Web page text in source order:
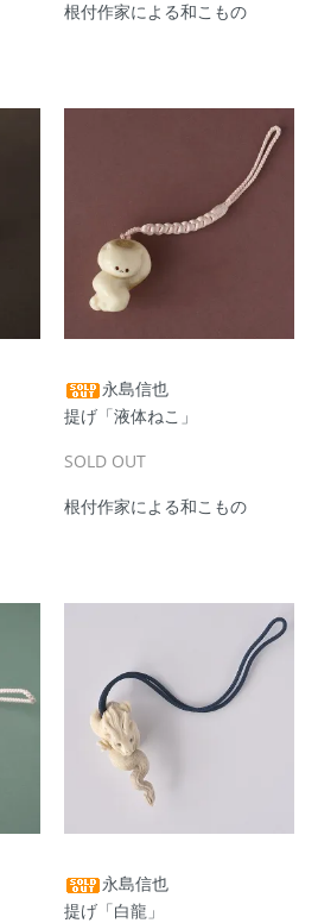
根付作家による和こもの
永島信也
提げ「液体ねこ」
SOLD OUT
根付作家による和こもの
永島信也
提げ「白龍」